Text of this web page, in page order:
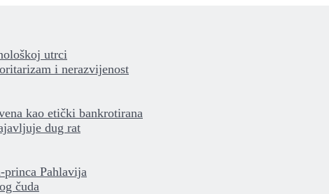
utrci
i nerazvijenost
kao etički bankrotirana
dug rat
princa Pahlavija
čuda